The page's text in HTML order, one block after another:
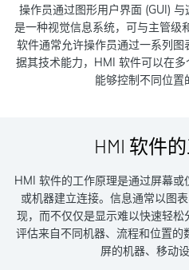
操作员通过图形用户界面 (GUI)
是一种视觉信息系统，可与主管级
软件通常允许操作员通过一系列
据其技术能力，HMI 软件可以在
能够控制不同位置
HMI 软件
HMI 软件的工作原理是通过屏幕
或机器建立连接。信息通常以图
现，而不仅仅是显示难以快速轻
评估来自不同机器、流程和位置
屏的机器、移动